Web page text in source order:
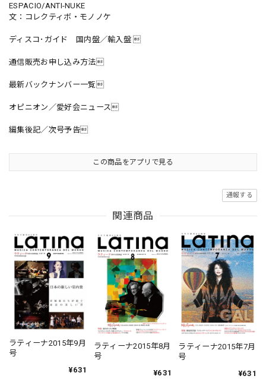
ESPACIO/ANTI-NUKE
文：コレクティボ・モノノケ
ディスコ･ガイド 国内盤／輸入盤 
通信販売お申し込み方法
最新バックナンバー一覧
オピニオン／愛好会ニュース
編集後記／次号予告
この商品をアプリで見る
通報する
関連商品
ラティーナ2015年9月
号
¥631
ラティーナ2015年8月
号
¥631
ラティーナ2015年7月
号
¥631